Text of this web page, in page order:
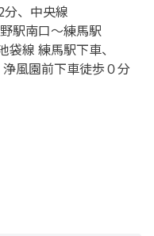
、 中央線
駅南口～練馬駅
袋線 練馬駅下車、
風園前下車徒歩０分